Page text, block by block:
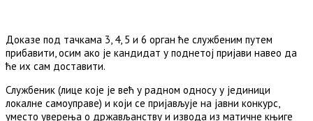
Доказе под тачкама 3, 4, 5 и 6 орган ће службеним путем
прибавити, осим ако је кандидат у поднетој пријави навео да
ће их сам доставити.
Службеник (лице које је већ у радном односу у јединици
локалне самоуправе) и који се пријављује на јавни конкурс,
уместо уверења о држављанству и извода из матичне књиге